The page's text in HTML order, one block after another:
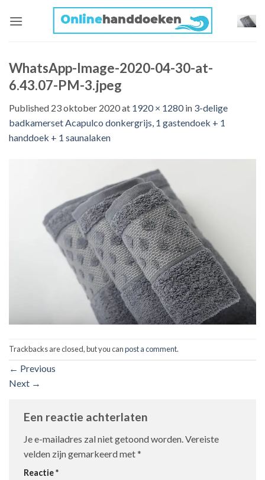
WhatsApp-Image-2020-04-30-at-
6.43.07-PM-3.jpeg
Published 23 oktober 2020at 1920 × 1280in 3-delige
badkamerset Acapulco donkergrijs, 1 gastendoek + 1
handdoek + 1 saunalaken
Trackbacks are closed, but you canpost a comment.
← Previous
Next →
Een reactie achterlaten
Je e-mailadres zal niet getoond worden.Vereiste
velden zijn gemarkeerd met*
Reactie*